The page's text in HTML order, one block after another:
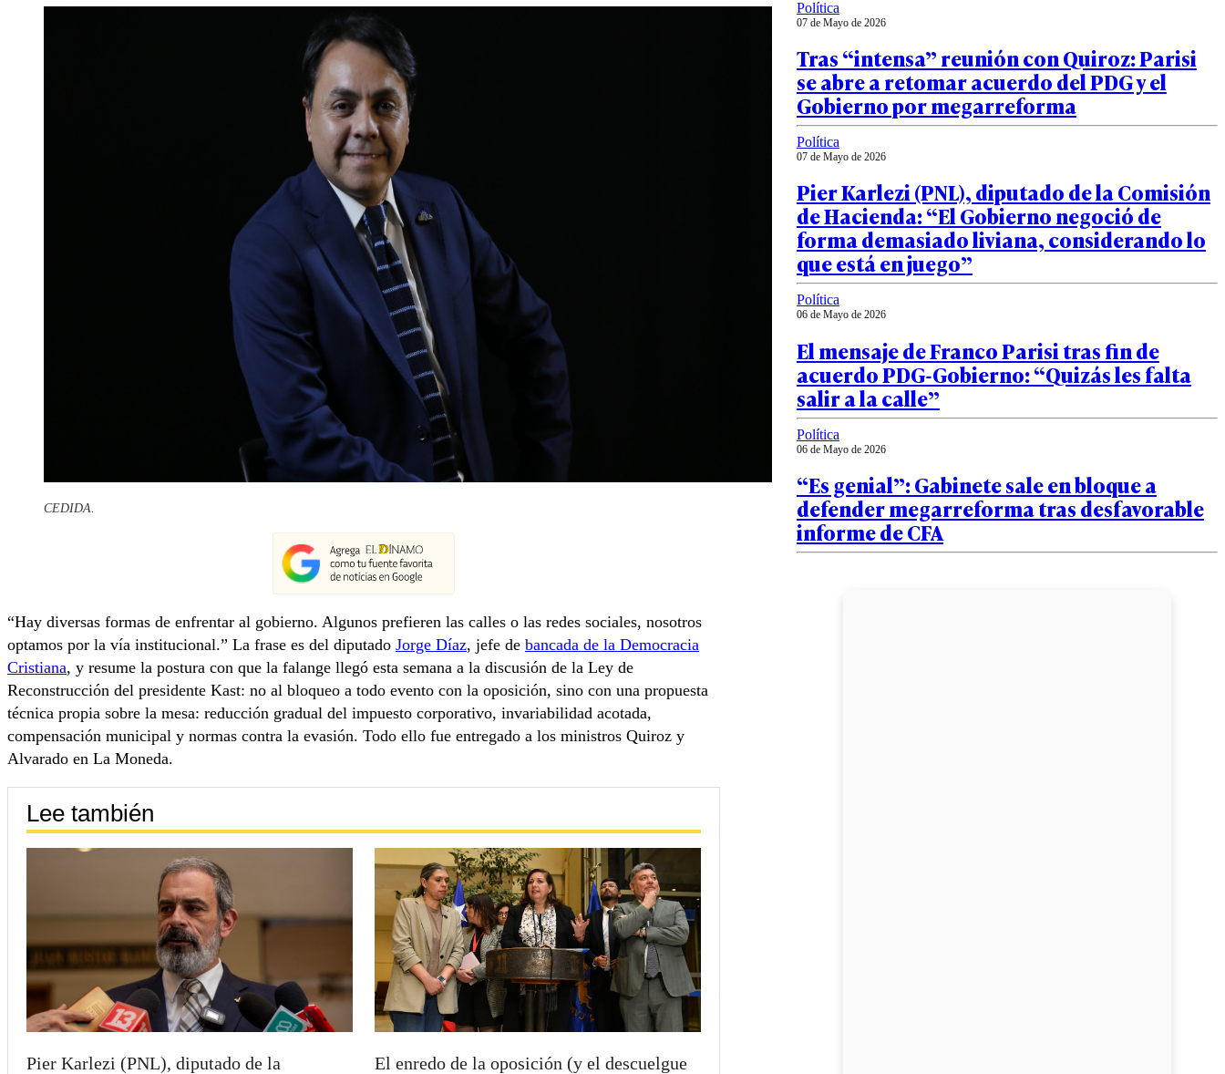
CEDIDA.
“Hay diversas formas de enfrentar al gobierno. Algunos prefieren las calles o las redes sociales, nosotros
optamos por la vía institucional.” La frase es del diputado Jorge Díaz, jefe de bancada de la Democracia
Cristiana, y resume la postura con que la falange llegó esta semana a la discusión de la Ley de
Reconstrucción del presidente Kast: no al bloqueo a todo evento con la oposición, sino con una propuesta
técnica propia sobre la mesa: reducción gradual del impuesto corporativo, invariabilidad acotada,
compensación municipal y normas contra la evasión. Todo ello fue entregado a los ministros Quiroz y
Alvarado en La Moneda.
Lee también
Pier Karlezi (PNL), diputado de la
El enredo de la oposición (y el descuelgue
Política
07 de Mayo de 2026
Tras “intensa” reunión con Quiroz: Parisi
se abre a retomar acuerdo del PDG y el
Gobierno por megarreforma
Política
07 de Mayo de 2026
Pier Karlezi (PNL), diputado de la Comisión
de Hacienda: “El Gobierno negoció de
forma demasiado liviana, considerando lo
que está en juego”
Política
06 de Mayo de 2026
El mensaje de Franco Parisi tras fin de
acuerdo PDG-Gobierno: “Quizás les falta
salir a la calle”
Política
06 de Mayo de 2026
“Es genial”: Gabinete sale en bloque a
defender megarreforma tras desfavorable
informe de CFA